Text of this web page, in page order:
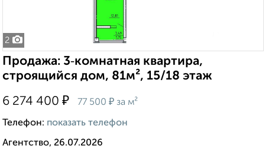
2
Продажа: 3‑комнатная квартира,
строящийся дом, 81м², 15/18 этаж
6 274 400 ₽ 77 500 ₽ за м²
Телефон: показать телефон
Агентство, 26.07.2026